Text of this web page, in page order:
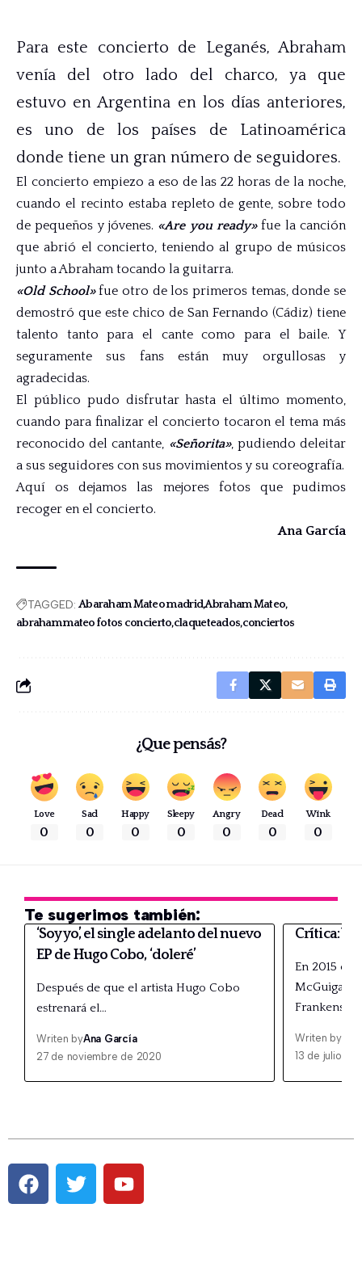
Para este concierto de Leganés, Abraham
venía del otro lado del charco, ya que
estuvo en Argentina en los días anteriores,
es uno de los países de Latinoamérica
donde tiene un gran número de seguidores.
El concierto empiezo a eso de las 22 horas de la noche,
cuando el recinto estaba repleto de gente, sobre todo
de pequeños y jóvenes. «Are you ready»fue la canción
que abrió el concierto, teniendo al grupo de músicos
junto a Abraham tocando la guitarra.
«Old School»fue otro de los primeros temas, donde se
demostró que este chico de San Fernando (Cádiz) tiene
talento tanto para el cante como para el baile. Y
seguramente sus fans están muy orgullosas y
agradecidas.
El público pudo disfrutar hasta el último momento,
cuando para finalizar el concierto tocaron el tema más
reconocido del cantante, «Señorita», pudiendo deleitar
a sus seguidores con sus movimientos y su coreografía.
Aquí os dejamos las mejores fotos que pudimos
recoger en el concierto.
Ana García
TAGGED: Abaraham Mateo madridAbraham Mateo
abraham mateo fotos conciertoclaqueteadosconciertos
¿Que pensás?
Love
0
Sad
0
Happy
0
Sleepy
0
Angry
0
Dead
0
Wink
0
Te sugerimos también:
‘Soy yo’, el single adelanto del nuevo
EP de Hugo Cobo, ‘doleré’
Después de que el artista Hugo Cobo
estrenará el…
Writen byAna García
27 de noviembre de 2020
Crítica:
En 2015 el
McGuigan
Writen by
13 de julio de